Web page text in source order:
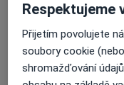
Co mám v takové
Respektujeme
Přijetím povolujete
soubory cookie
shromažďování